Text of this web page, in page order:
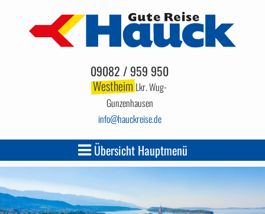
09082 / 959 950
WestheimLkr. Wug-
Gunzenhausen
info hauckreise.de
Übersicht Hauptmenü